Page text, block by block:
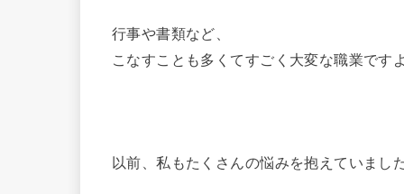
行事や書類など、
こなすことも多くてすごく大変な職業です
以前、私もたくさんの悩みを抱えていまし